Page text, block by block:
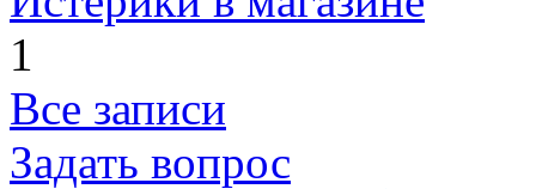
1
Все записи
Задать вопрос